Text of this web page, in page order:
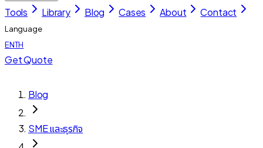
Tools Library Blog Cases About Contact
Language
ENTH
Get Quote
Blog
SME และธุรกิจ